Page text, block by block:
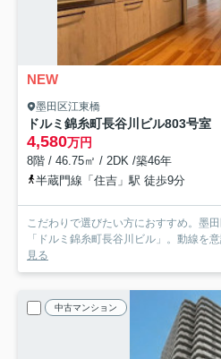
NEW
墨田区江東橋
ドルミ錦糸町長谷川ビル803号室
4,580万円
8階 / 46.75㎡ / 2DK /築46年
半蔵門線「住吉」駅 徒歩9分
こだわりで選びたい方におすすめ。墨
「ドルミ錦糸町長谷川ビル」。動線を
見る
中古マンション